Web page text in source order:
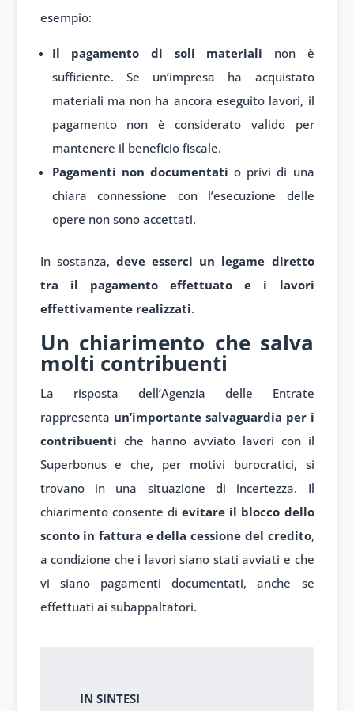
esempio:
Il pagamento di soli materiali non è
sufficiente. Se un’impresa ha acquistato
materiali ma non ha ancora eseguito lavori, il
pagamento non è considerato valido per
mantenere il beneficio fiscale.
Pagamenti non documentati o privi di una
chiara connessione con l’esecuzione delle
opere non sono accettati.
In sostanza, deve esserci un legame diretto
tra il pagamento effettuato e i lavori
effettivamente realizzati.
Un chiarimento che salva
molti contribuenti
La risposta dell’Agenzia delle Entrate
rappresenta un’importante salvaguardia per i
contribuenti che hanno avviato lavori con il
Superbonus e che, per motivi burocratici, si
trovano in una situazione di incertezza. Il
chiarimento consente di evitare il blocco dello
sconto in fattura e della cessione del credito,
a condizione che i lavori siano stati avviati e che
vi siano pagamenti documentati, anche se
effettuati ai subappaltatori.
IN SINTESI